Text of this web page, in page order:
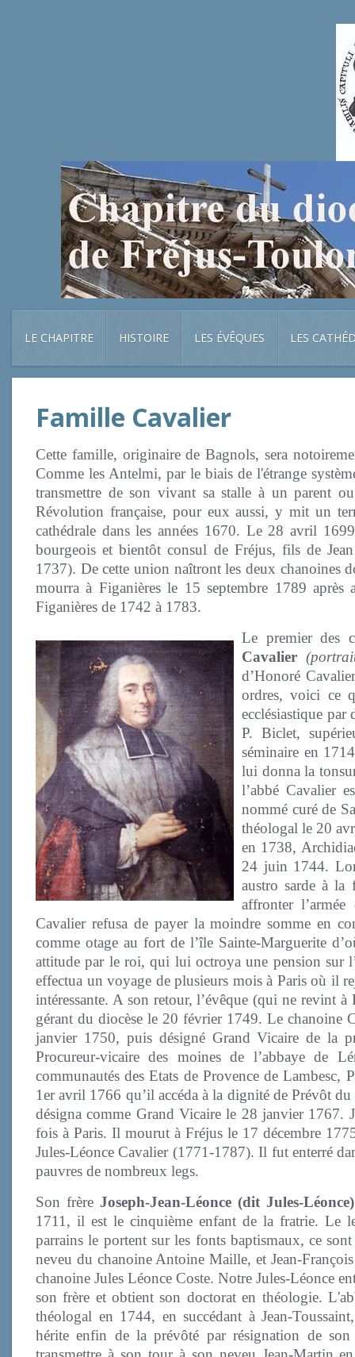
LE CHAPITRE HISTOIRE LES ÉVÊQUES LES
Famille Cavalier
Cette famille, originaire de Bagnols, sera
Comme les Antelmi, par le biais de l'étrange
transmettre de son vivant sa stalle à un parent
Révolution française, pour eux aussi, y mit un
cathédrale dans les années 1670. Le 28 avril
bourgeois et bientôt consul de Fréjus, fils de
1737). De cette union naîtront les deux chanoines
mourra à Figanières le 15 septembre 1789
Figanières de 1742 à 1783.
Le premier des
Cavalier
d’Honoré
ordres, voici ce
ecclésiastique
P. Biclet,
séminaire en
lui donna la
l’abbé Cavalier
nommé curé de
théologal le 20
en 1738,
24 juin 1744.
austro sarde à
affronter
Cavalier refusa de payer la moindre somme en
comme otage au fort de l’île Sainte-Marguerite
attitude par le roi, qui lui octroya une pension sur
effectua un voyage de plusieurs mois à Paris où il
intéressante. A son retour, l’évêque (qui ne revint
gérant du diocèse le 20 février 1749. Le chanoine
janvier 1750, puis désigné Grand Vicaire de la
Procureur-vicaire des moines de l’abbaye de
communautés des Etats de Provence de Lambesc,
1er avril 1766 qu’il accéda à la dignité de Prévôt
désigna comme Grand Vicaire le 28 janvier 1767.
fois à Paris. Il mourut à Fréjus le 17 décembre
Jules-Léonce Cavalier (1771-1787). Il fut enterré
pauvres de nombreux legs.
Son frère Joseph-Jean-Léonce (dit Jules-
1711, il est le cinquième enfant de la fratrie. Le
parrains le portent sur les fonts baptismaux, ce
neveu du chanoine Antoine Maille, et Jean-
chanoine Jules Léonce Coste. Notre Jules-Léonce
son frère et obtient son doctorat en théologie.
théologal en 1744, en succédant à Jean-
hérite enfin de la prévôté par résignation de